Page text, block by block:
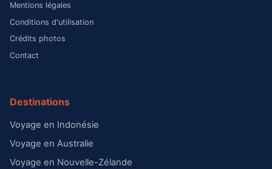
Mentions légales
Conditions d'utilisation
Crédits photos
Contact
Destinations
Voyage en Indonésie
Voyage en Australie
Voyage en Nouvelle-Zélande